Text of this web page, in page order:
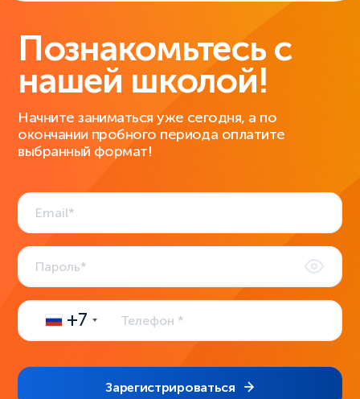
Познакомьтесь с
нашей школой!
Начните заниматься уже сегодня, а по
окончании пробного периода оплатите
выбранный формат!
+7
Зарегистрироваться